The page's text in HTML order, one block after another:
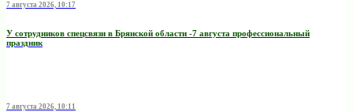
7 августа 2026, 10:17
У сотрудников спецсвязи в Брянской области -7 августа профессиональный
праздник
7 августа 2026, 10:11